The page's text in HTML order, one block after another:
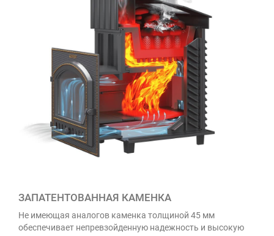
ЗАПАТЕНТОВАННАЯ КАМЕНКА
Не имеющая аналогов каменка толщиной 45 мм
обеспечивает непревзойденную надежность и высокую